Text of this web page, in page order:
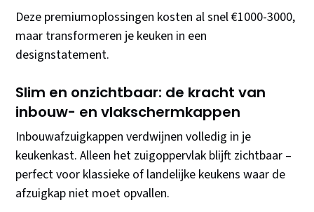
Deze premiumoplossingen kosten al snel €1000-3000,
maar transformeren je keuken in een
designstatement.
Slim en onzichtbaar: de kracht van
inbouw- en vlakschermkappen
Inbouwafzuigkappen verdwijnen volledig in je
keukenkast. Alleen het zuigoppervlak blijft zichtbaar –
perfect voor klassieke of landelijke keukens waar de
afzuigkap niet moet opvallen.